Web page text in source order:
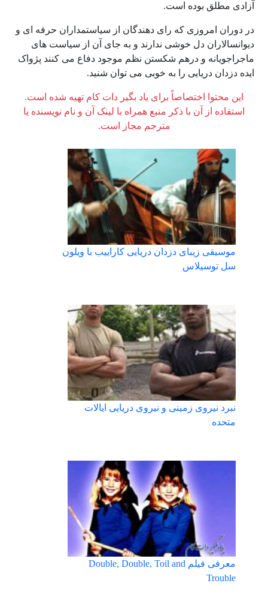
آزادی مطلق بوده است.
در دوران امروزی که رای دهندگان از سیاستمداران حرفه ای و
دیوانسالاران دل خوشی ندارند و به جای آن از سیاست های
ماجراجویانه و درهم شکستن نظم موجود دفاع می کنند پژواک
ایده دزدان دریایی را به خوبی می توان شنید.
این محتوا اختصاصاً برای یاد بگیر دات کام تهیه شده است.
استفاده از آن با ذکر منبع همراه با لینک آن و نام نویسنده یا
مترجم مجاز است.
موسیقی زیبای دزدان دریایی کاراییب با ویلون
سل توسیلاس
نبرد نیروی زمینی و نیروی دریایی ایالات
متحده
معرفی فیلم Double, Double, Toil and
Trouble